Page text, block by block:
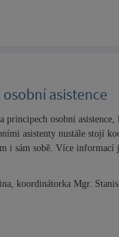
asistence
principech osobní
asistenty nustále stojí
i sám sobě. Více informací
koordinátorka Mgr.